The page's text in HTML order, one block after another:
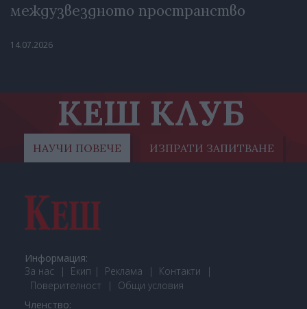
междузвездното пространство
14.07.2026
КЕШ КЛУБ
НАУЧИ ПОВЕЧЕ ИЗПРАТИ ЗАПИТВАНЕ
Информация:
За нас
Екип Реклама
Контакти
Поверителност
Общи условия
Членство: